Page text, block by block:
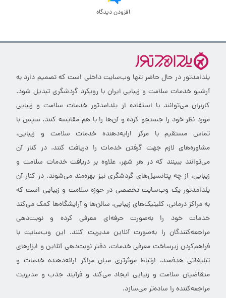
افزودن دیدگاه
یلدامدتور در حال حاضر تنها وب‌سایت داخلی است که تصمیم دارد به
آرشیو خدمات سلامت و زیبایی ایران با رویکرد گردشگری تبدیل شود.
کاربران می‌توانند با استفاده از یلدامدتور خدمات سلامت و زیبایی
مورد نظر خود را جستجو کرده و آن‌ها را با هم مقایسه کنند. سپس با
تماس مستقیم با مرکز ارایه‌دهنده خدمات سلامت و زیبایی،
مشاوره‌های لازم جهت گرفتن خدمات را دریافت کنند. در کنار آن
می‌توانند ببینند که در هر شهر، علاوه بر دریافت خدمات سلامت و
زیبایی، از چه پتانسیل‌های گردشگری نیز بهره‌مند می‌شوند. در کنار آن
یلدامدتور یک وب‌سایت تخصصی در حوزه سلامت و زیبایی است که
به مراکز درمانی، کلینیک‌های زیبایی، سالن‌ها و آرایشگاه‌ها کمک می‌کند
خدمات خود را به‌صورت حرفه‌ای معرفی کرده و نوبت‌دهی
مراجعه‌کنندگان را به‌صورت آنلاین مدیریت کنند. این وب‌سایت با
فراهم‌کردن زیرساخت معرفی خدمات، دفتر نوبت‌دهی آنلاین و ابزارهای
تبلیغاتی هدفمند، ارتباط موثرتری میان مراکز ارائه‌دهنده خدمات و
متقاضیان سلامت و زیبایی ایجاد می‌کند و فرآیند جذب و مدیریت
مراجعه‌کننده را ساده‌تر می‌سازد.